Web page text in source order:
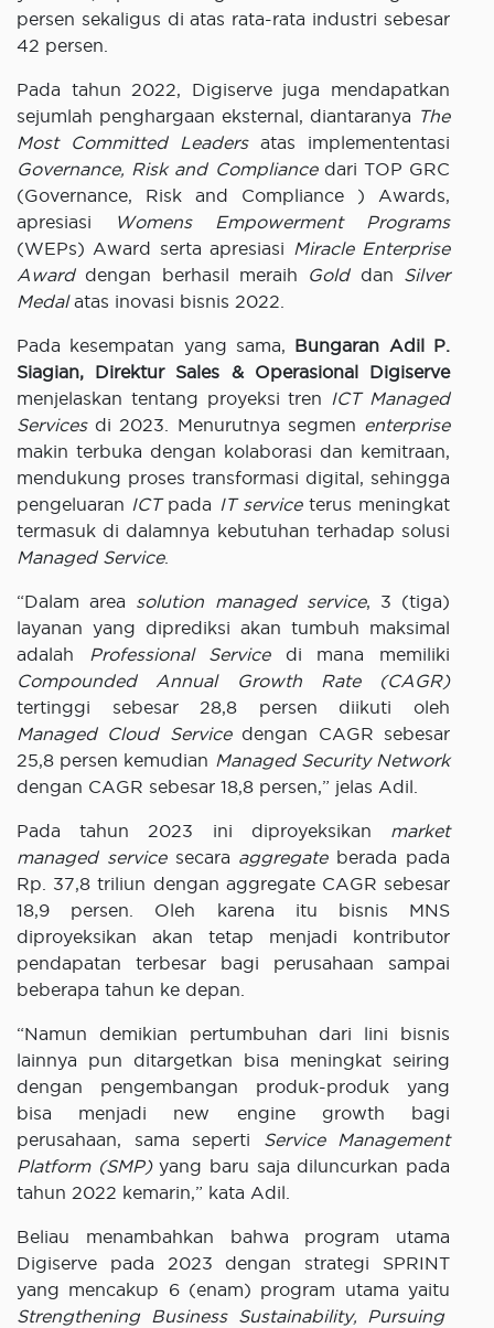
persen sekaligus di atas rata-rata industri sebesar
42 persen.
Pada tahun 2022, Digiserve juga mendapatkan
sejumlah penghargaan eksternal, diantaranya The
Most Committed Leadersatas implemententasi
Governance, Risk and Compliancedari TOP GRC
(Governance, Risk and Compliance ) Awards,
apresiasi
Womens Empowerment Programs
(WEPs) Award serta apresiasi
Miracle Enterprise
Awarddengan berhasil meraih Golddan Silver
Medalatas inovasi bisnis 2022.
Pada kesempatan yang sama, Bungaran Adil P.
Siagian, Direktur Sales & Operasional Digiserve
menjelaskan tentang proyeksi tren ICT Managed
Servicesdi 2023. Menurutnya segmen enterprise
makin terbuka dengan kolaborasi dan kemitraan,
mendukung proses transformasi digital, sehingga
pengeluaran ICTpada IT serviceterus meningkat
termasuk di dalamnya kebutuhan terhadap solusi
Managed Service.
“Dalam area solution managed service, 3 (tiga)
layanan yang diprediksi akan tumbuh maksimal
adalah
Professional Servicedi mana memiliki
Compounded Annual Growth Rate (CAGR)
tertinggi sebesar 28,8 persen diikuti oleh
Managed Cloud Servicedengan CAGR sebesar
25,8 persen kemudian Managed Security Network
dengan CAGR sebesar 18,8 persen,” jelas Adil.
Pada tahun 2023 ini diproyeksikan market
managed servicesecara aggregateberada pada
Rp. 37,8 triliun dengan aggregate CAGR sebesar
18,9 persen. Oleh karena itu bisnis MNS
diproyeksikan akan tetap menjadi kontributor
pendapatan terbesar bagi perusahaan sampai
beberapa tahun ke depan.
“Namun demikian pertumbuhan dari lini bisnis
lainnya pun ditargetkan bisa meningkat seiring
dengan pengembangan produk-produk yang
bisa menjadi new engine growth bagi
perusahaan, sama seperti Service Management
Platform (SMP)yang baru saja diluncurkan pada
tahun 2022 kemarin,” kata Adil.
Beliau menambahkan bahwa program utama
Digiserve pada 2023 dengan strategi SPRINT
yang mencakup 6 (enam) program utama yaitu
Strengthening Business Sustainability, Pursuing